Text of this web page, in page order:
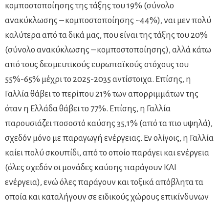
κομποστοποίησης της τάξης του 19% (σύνολο
ανακύκλωσης – κομποστοποίησης ~44%), ναι μεν πολύ
καλύτερα από τα δικά μας, που είναι της τάξης του 20%
(σύνολο ανακύκλωσης – κομποστοποίησης), αλλά κάτω
από τους δεσμευτικούς ευρωπαϊκούς στόχους του
55%-65% μέχρι το 2025-2035 αντίστοιχα. Επίσης, η
Γαλλία θάβει το περίπου 21% των απορριμμάτων της
όταν η Ελλάδα θάβει το 77%. Επίσης, η Γαλλία
παρουσιάζει ποσοστό καύσης 35,1% (από τα πιο υψηλά),
σχεδόν μόνο με παραγωγή ενέργειας. Εν ολίγοις, η Γαλλία
καίει πολύ σκουπίδι, από το οποίο παράγει και ενέργεια
(όλες σχεδόν οι μονάδες καύσης παράγουν ΚΑΙ
ενέργεια), ενώ όλες παράγουν και τοξικά απόβλητα τα
οποία και καταλήγουν σε ειδικούς χώρους επικίνδυνων